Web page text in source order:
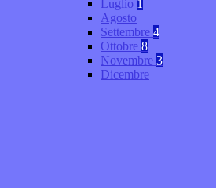
Luglio 1
Agosto
Settembre 4
Ottobre 8
Novembre 3
Dicembre